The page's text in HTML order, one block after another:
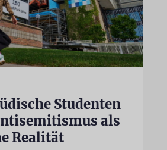
Studenten
als
Realität